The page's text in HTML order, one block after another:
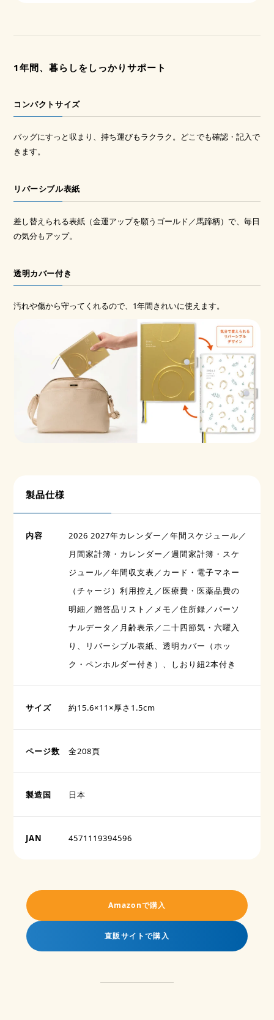
1年間、暮らしをしっかりサポート
コンパクトサイズ
バッグにすっと収まり、持ち運びもラクラク。どこでも確認・記入で
きます。
リバーシブル表紙
差し替えられる表紙（金運アップを願うゴールド／馬蹄柄）で、毎日
の気分もアップ。
透明カバー付き
汚れや傷から守ってくれるので、1年間きれいに使えます。
製品仕様
内容
2026 2027年カレンダー／年間スケジュール／
月間家計簿・カレンダー／週間家計簿・スケ
ジュール／年間収支表／カード・電子マネー
（チャージ）利用控え／医療費・医薬品費の
明細／贈答品リスト／メモ／住所録／パーソ
ナルデータ／月齢表示／二十四節気・六曜入
り、リバーシブル表紙、透明カバー（ホッ
ク・ペンホルダー付き）、しおり紐2本付き
サイズ 約15.6×11×厚さ1.5cm
ページ数 全208頁
製造国 日本
JAN 4571119394596
Amazonで購入
直販サイトで購入